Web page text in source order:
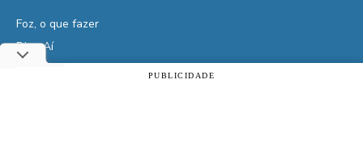
Foz, o que fazer
Diga Aí
PUBLICIDADE